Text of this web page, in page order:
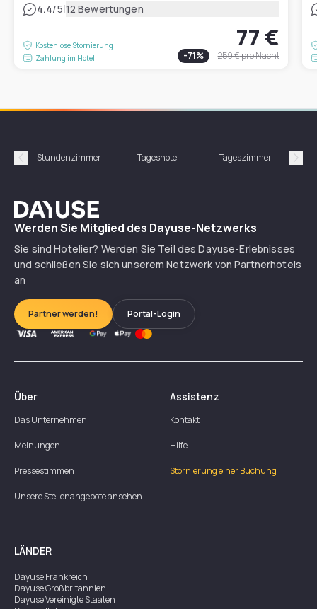
4.4/5|12 Bewertungen
Kostenlose Stornierung
Zahlung im Hotel
77 €
-71% 259 €pro Nacht
Précédent
Stundenzimmer Tageshotel Tageszimmer
Dayuse
Werden Sie Mitglied des Dayuse-Netzwerks
Sie sind Hotelier? Werden Sie Teil des Dayuse-Erlebnisses
und schließen Sie sich unserem Netzwerk von Partnerhotels
an
Partner werden! Portal-Login
Über
Das Unternehmen
Meinungen
Pressestimmen
Unsere Stellenangebote ansehen
Assistenz
Kontakt
Hilfe
Stornierung einer Buchung
LÄNDER
DayuseFrankreich
DayuseGroßbritannien
DayuseVereinigte Staaten